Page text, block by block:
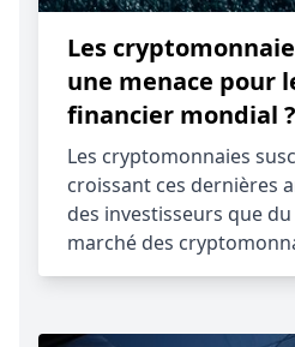
Les
une menace pour
financier mondial ?
Les cryptomonnaies
croissant ces dernières
des investisseurs que
marché des